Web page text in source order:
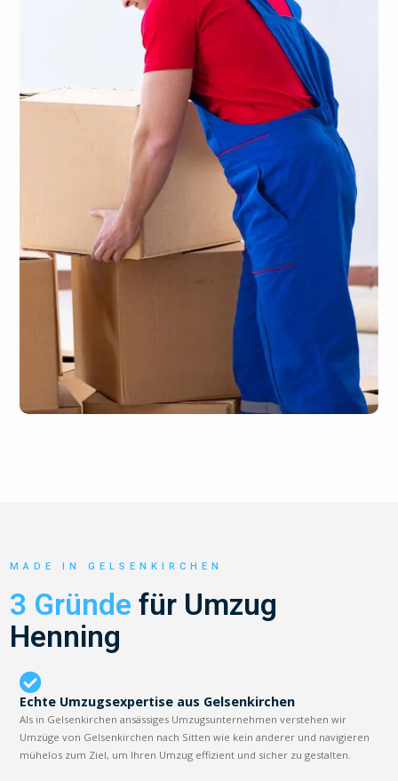
MADE IN GELSENKIRCHEN
3 Gründe für Umzug
Henning
Echte Umzugsexpertise aus Gelsenkirchen
Als in Gelsenkirchen ansässiges Umzugsunternehmen verstehen wir
Umzüge von Gelsenkirchen nach Sitten wie kein anderer und navigieren
mühelos zum Ziel, um Ihren Umzug effizient und sicher zu gestalten.